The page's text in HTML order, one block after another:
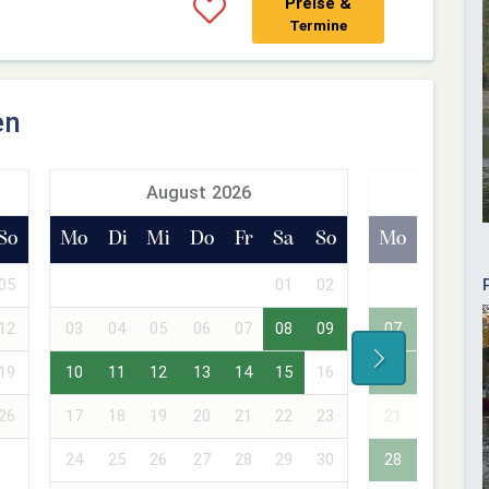
Termine
05
12
19
26
August 2026
Mo Di Mi Do Fr Sa So
01 02
03 04 05 06 07 08 09
10 11 12 13 14 15 16
17 18 19 20 21 22 23
24 25 26 27 28 29 30
Mo
02
07 09
16
23
28 30